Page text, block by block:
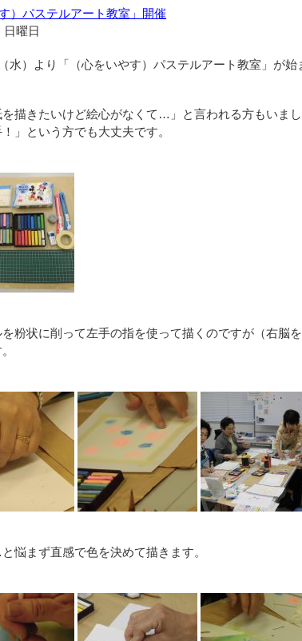
）パステルアート教室」開催
日曜日
水）より「（心をいやす）パステルアート教室」が始
を描きたいけど絵心がなくて…」と言われる方もいま
」という方でも大丈夫です。
粉状に削って左手の指を使って描くのですが（右脳
悩まず直感で色を決めて描きます。